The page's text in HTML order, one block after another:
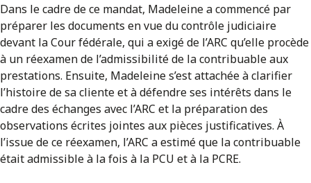
Dans le cadre de ce mandat, Madeleine a commencé par
préparer les documents en vue du contrôle judiciaire
devant la Cour fédérale, qui a exigé de l’ARC qu’elle procède
à un réexamen de l’admissibilité de la contribuable aux
prestations. Ensuite, Madeleine s’est attachée à clarifier
l’histoire de sa cliente et à défendre ses intérêts dans le
cadre des échanges avec l’ARC et la préparation des
observations écrites jointes aux pièces justificatives. À
l’issue de ce réexamen, l’ARC a estimé que la contribuable
était admissible à la fois à la PCU et à la PCRE.